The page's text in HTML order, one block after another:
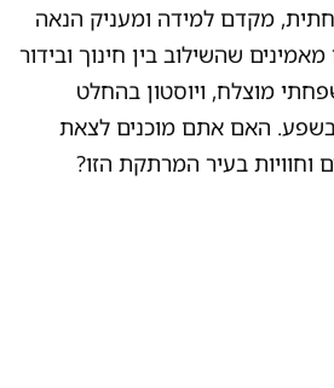
מקדם למידה ומעניק הנאה
שהשילוב בין חינוך ובידור
מוצלח, ויוסטון בהחלט
האם אתם מוכנים לצאת
וחוויות בעיר המרתקת הזו?